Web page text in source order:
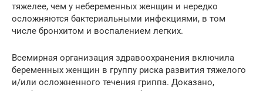
тяжелее, чем у небеременных женщин и нередко
осложняются бактериальными инфекциями, в том
числе бронхитом и воспалением легких.
Всемирная организация здравоохранения включила
беременных женщин в группу риска развития тяжелого
и/или осложненного течения гриппа. Доказано,